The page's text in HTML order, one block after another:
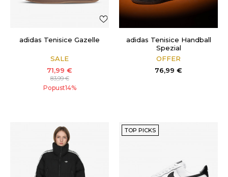
adidas Tenisice Gazelle
SALE
71,99 €
83,99€
Popust14%
adidas Tenisice Handball
Spezial
OFFER
76,99 €
TOP PICKS